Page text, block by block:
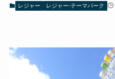
レジャー レジャー-テーマパーク